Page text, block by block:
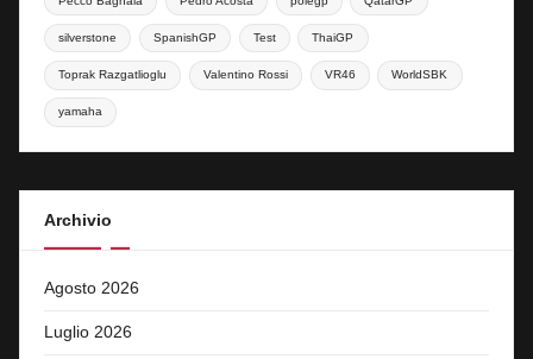
silverstone SpanishGP Test ThaiGP
Toprak Razgatlioglu Valentino Rossi VR46 WorldSBK
yamaha
Archivio
Agosto 2026
Luglio 2026